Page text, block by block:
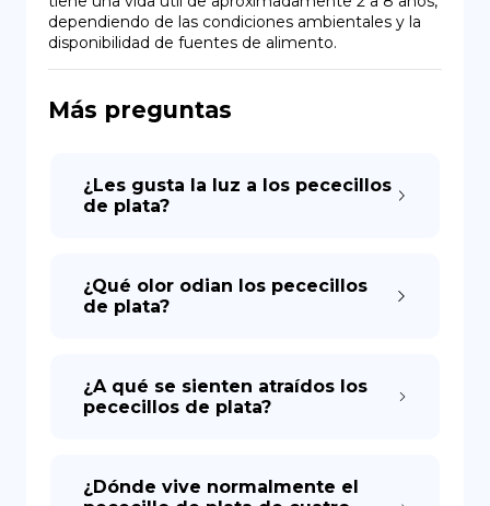
EN
dependiendo de las condiciones ambientales y la
disponibilidad de fuentes de alimento.
Más preguntas
¿Les gusta la luz a los pececillos
de plata?
¿Qué olor odian los pececillos
de plata?
¿A qué se sienten atraídos los
pececillos de plata?
¿Dónde vive normalmente el